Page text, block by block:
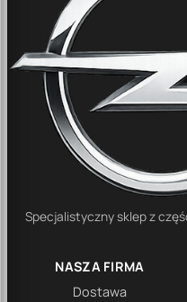
Specjalistyczny sklep z
NASZA FIRMA
Dostawa